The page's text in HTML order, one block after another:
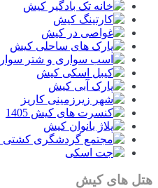
هتل های کیش